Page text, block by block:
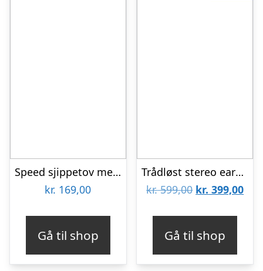
Speed sjippetov med digital tæller | Speed rope
kr. 169,00
Gå til shop
Trådløst stereo earbuds UiiSii TWS60
kr.599,00 Den
kr. 599,00.
kr. 399,00Den
kr.
Gå til shop